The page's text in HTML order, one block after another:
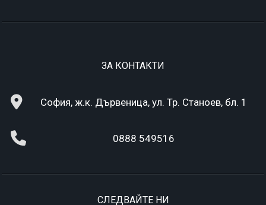
ЗА КОНТАКТИ
София, ж.к. Дървеница, ул. Тр. Станоев, бл. 1
0888 549516
СЛЕДВАЙТЕ НИ